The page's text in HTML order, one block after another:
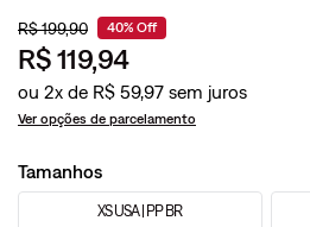
R$199,90 40% Off
R$119,94
ou 2x de R$ 59,97
Ver opções de parcelamento
Tamanhos
XS USA | PP BR